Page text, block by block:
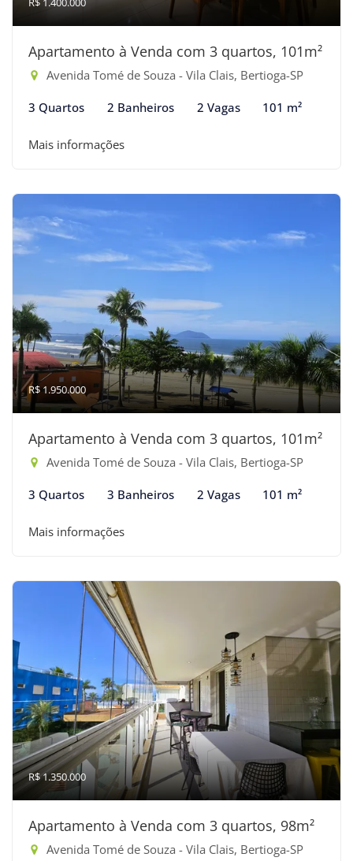
Apartamento à Venda com 3 quartos, 101m²
Avenida Tomé de Souza - Vila Clais, Bertioga-SP
3 Quartos 2 Banheiros 2 Vagas 101 m²
Mais informações
R$ 1.950.000
Apartamento à Venda com 3 quartos, 101m²
Avenida Tomé de Souza - Vila Clais, Bertioga-SP
3 Quartos 3 Banheiros 2 Vagas 101 m²
Mais informações
R$ 1.350.000
Apartamento à Venda com 3 quartos, 98m²
Avenida Tomé de Souza - Vila Clais, Bertioga-SP